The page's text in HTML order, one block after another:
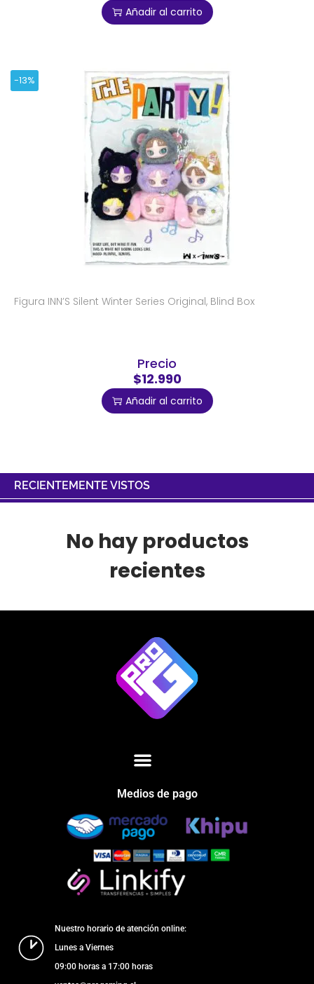
Añadir al carrito
-13%
Figura INN’S Silent Winter Series Original, Blind Box
Precio
$12.990
Añadir al carrito
RECIENTEMENTE VISTOS
No hay productos
recientes
Medios de pago
Nuestro horario de atención online:
Lunes a Viernes
09:00 horas a 17:00 horas